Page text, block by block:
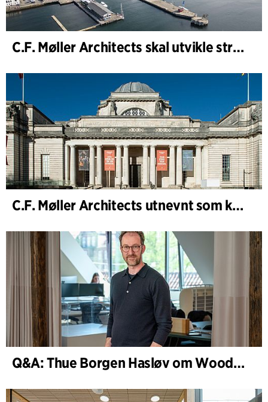
C.F. Møller Architects skal utvikle strategien for Knutepunkt Larvik og indre havn
C.F. Møller Architects utnevnt som konseptarkitekt for prosjektet National Museum Cardiff
Q&A: Thue Borgen Hasløv om WoodHub